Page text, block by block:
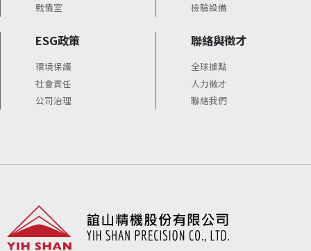
戰情室
檢驗設備
ESG政策
環境保護
社會責任
公司治理
聯絡與徵才
全球據點
人力徵才
聯絡我們